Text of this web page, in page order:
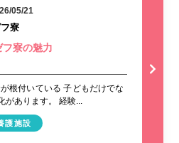
05/21
寮
フ寮の魅力
根付いている 子どもだけでな
あります。 経験...
護施設